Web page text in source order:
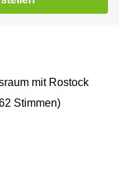
mit Rostock
Stimmen)